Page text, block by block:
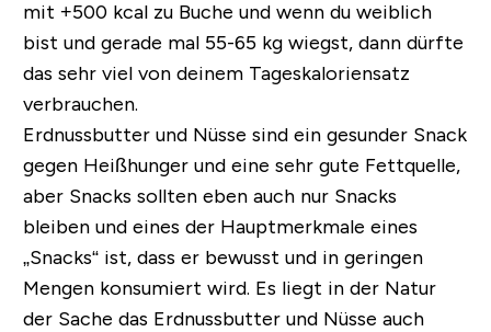
mit +500 kcal zu Buche und wenn du weiblich
bist und gerade mal 55-65 kg wiegst, dann dürfte
das sehr viel von deinem Tageskaloriensatz
verbrauchen.
Erdnussbutter und Nüsse sind ein gesunder Snack
gegen Heißhunger und eine sehr gute Fettquelle,
aber Snacks sollten eben auch nur Snacks
bleiben und eines der Hauptmerkmale eines
„Snacks“ ist, dass er bewusst und in geringen
Mengen konsumiert wird. Es liegt in der Natur
der Sache das Erdnussbutter und Nüsse auch